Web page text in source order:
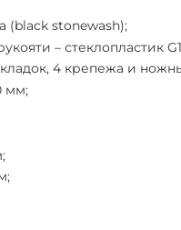
(black stonewash);
– стеклопластик
4 крепежа и
мм;